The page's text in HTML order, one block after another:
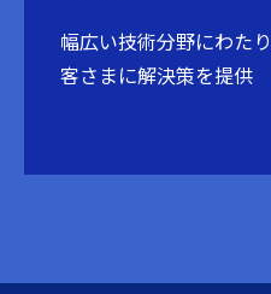
幅広い技術分野にわたり
客さまに解決策を提供